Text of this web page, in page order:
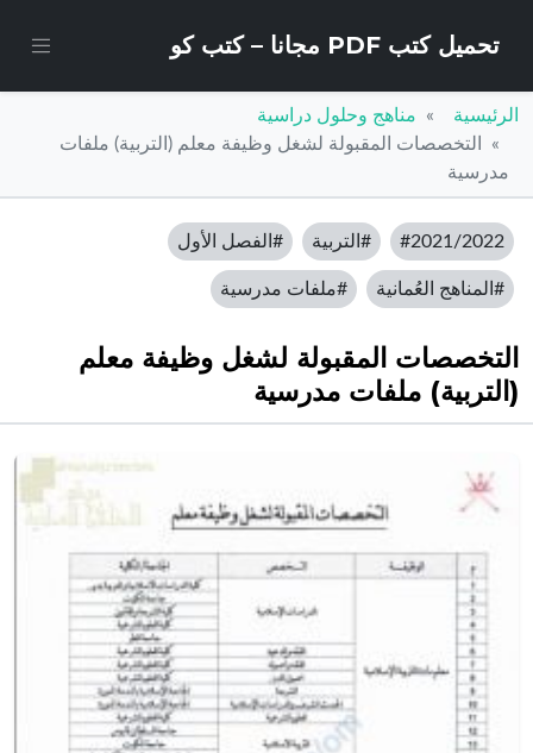
تحميل كتب PDF مجانا – كتب كو
الرئيسية
مناهج وحلول دراسية
التخصصات المقبولة لشغل وظيفة معلم (التربية) ملفات
مدرسية
#2021/2022 #التربية #الفصل الأول
#المناهج العُمانية #ملفات مدرسية
التخصصات المقبولة لشغل وظيفة معلم
(التربية) ملفات مدرسية